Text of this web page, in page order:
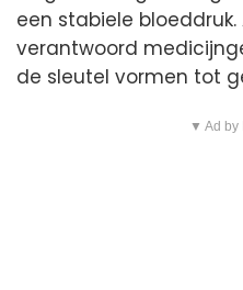
een stabiele
verantwoord
de sleutel vormen tot
▼ Ad by